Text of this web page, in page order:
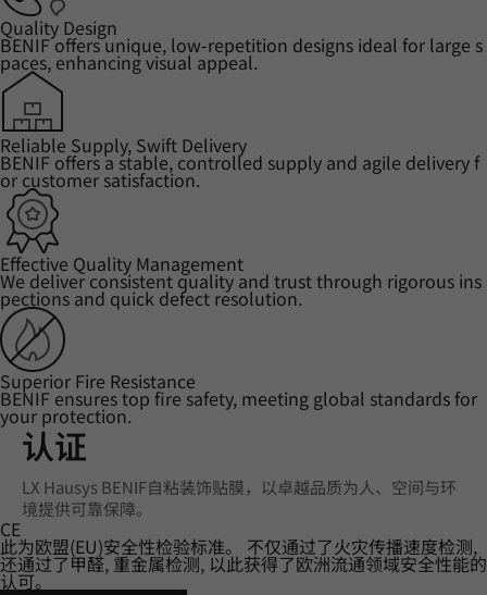
Quality Design
BENIF offers unique, low-repetition designs ideal for large s
paces, enhancing visual appeal.
Reliable Supply, Swift Delivery
BENIF offers a stable, controlled supply and agile delivery f
or customer satisfaction.
Effective Quality Management
We deliver consistent quality and trust through rigorous ins
pections and quick defect resolution.
Superior Fire Resistance
BENIF ensures top fire safety, meeting global standards for
your protection.
认证
LX Hausys BENIF自粘装饰贴膜，以卓越品质为人、空间与环
境提供可靠保障。
CE
此为欧盟(EU)安全性检验标准。 不仅通过了火灾传播速度检测,
还通过了甲醛, 重金属检测, 以此获得了欧洲流通领域安全性能的
认可。